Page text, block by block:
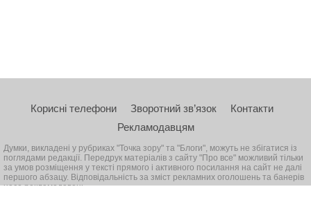
Корисні телефони Зворотний зв’язок
Контакти
Рекламодавцям
Думки, викладені у рубриках "Точка зору" та "Блоги", можуть не збігатися із
поглядами редакції. Передрук матеріалів з сайту "Про все" можливий тільки
за умов розміщення у тексті прямого і активного посилання на сайт не далі
першого абзацу. Відповідальність за зміст рекламних оголошень та банерів
несе рекламодавець